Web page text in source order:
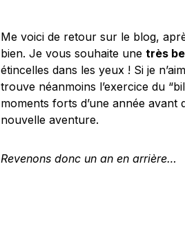
Me voici de retour sur le blog,
bien. Je vous souhaite une très
étincelles dans les yeux ! Si je
trouve néanmoins l’exercice du
moments forts d’une année
nouvelle aventure.
Revenons donc un an en arrière…